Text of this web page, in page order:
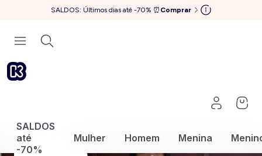
SALDOS: Últimos dias até -70% ⏰ Comprar
SALDOS
até
-70%
Mulher Homem Menina